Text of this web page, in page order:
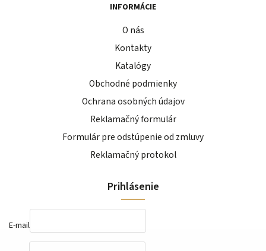
INFORMÁCIE
O nás
Kontakty
Katalógy
Obchodné podmienky
Ochrana osobných údajov
Reklamačný formulár
Formulár pre odstúpenie od zmluvy
Reklamačný protokol
Prihlásenie
E-mail